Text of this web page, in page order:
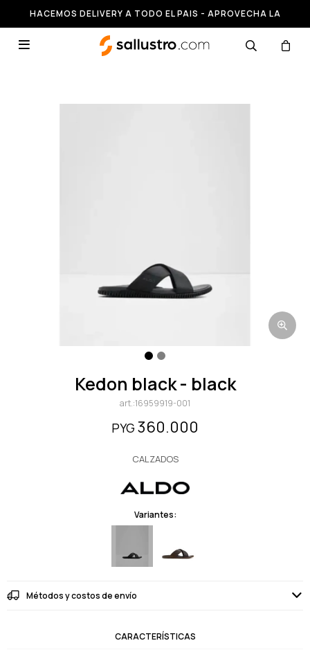
HACEMOS DELIVERY A TODO EL PAIS - APROVECHA LA
RUNNING HASTA 50% OFF

kedon black - black
16959919-001
PYG 360.000
CALZADOS
Variantes:
Métodos y costos de envío
CARACTERÍSTICAS